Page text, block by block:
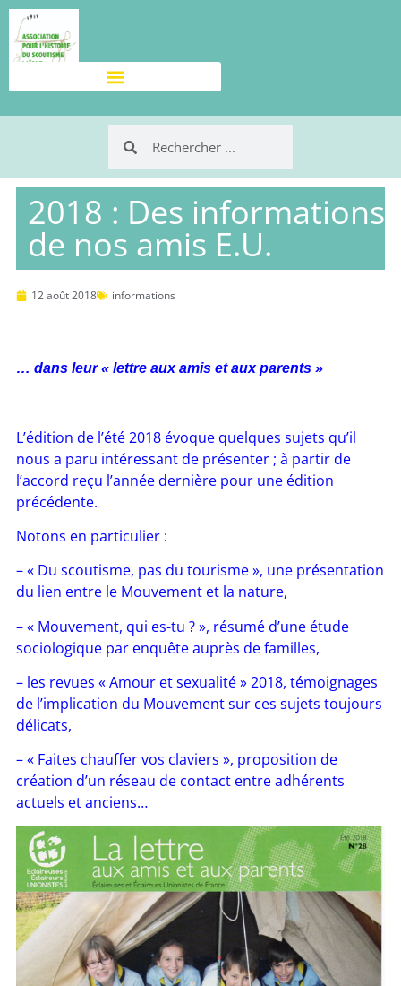
2018 : Des informations
de nos amis E.U.
12 août 2018 informations
… dans leur « lettre aux amis et aux parents »
L’édition de l’été 2018 évoque quelques sujets qu’il
nous a paru intéressant de présenter ; à partir de
l’accord reçu l’année dernière pour une édition
précédente.
Notons en particulier :
– « Du scoutisme, pas du tourisme », une présentation
du lien entre le Mouvement et la nature,
– « Mouvement, qui es-tu ? », résumé d’une étude
sociologique par enquête auprès de familles,
– les revues « Amour et sexualité » 2018, témoignages
de l’implication du Mouvement sur ces sujets toujours
délicats,
– « Faites chauffer vos claviers », proposition de
création d’un réseau de contact entre adhérents
actuels et anciens…